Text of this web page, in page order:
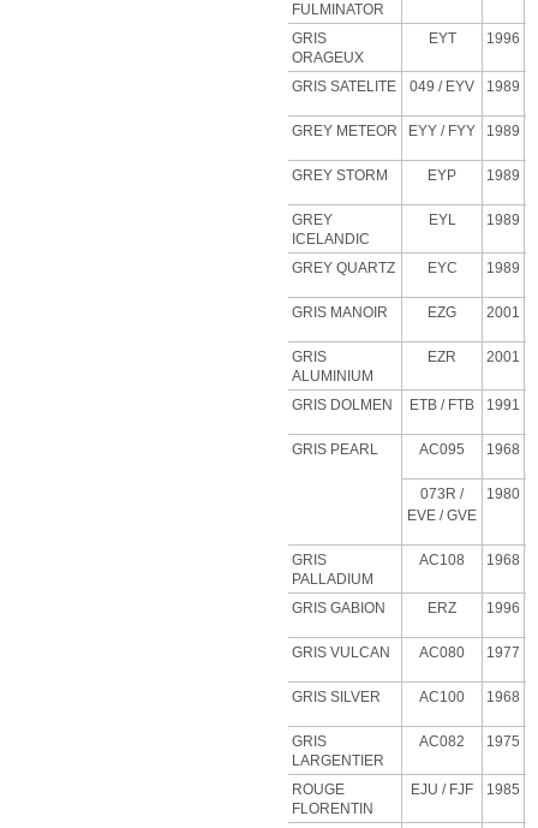
FULMINATOR
GRIS
ORAGEUX
EYT 1996
GRIS SATELITE 049 / EYV 1989
GREY METEOR EYY / FYY 1989
GREY STORM EYP 1989
GREY
ICELANDIC
EYL 1989
GREY QUARTZ EYC 1989
GRIS MANOIR EZG 2001
GRIS
ALUMINIUM
EZR 2001
GRIS DOLMEN ETB / FTB 1991
GRIS PEARL AC095 1968
073R /
EVE / GVE
1980
GRIS
PALLADIUM
AC108 1968
GRIS GABION ERZ 1996
GRIS VULCAN AC080 1977
GRIS SILVER AC100 1968
GRIS
LARGENTIER
AC082 1975
ROUGE
FLORENTIN
EJU / FJF 1985